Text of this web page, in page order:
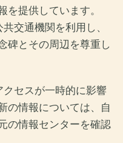
を提供しています。
交通機関を利用し、
碑とその周辺を尊重し
セスが一時的に影響
の情報については、自
の情報センターを確認